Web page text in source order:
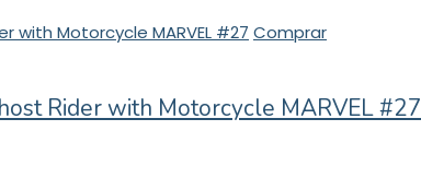
Comprar
Rider with Motorcycle MARVEL #27